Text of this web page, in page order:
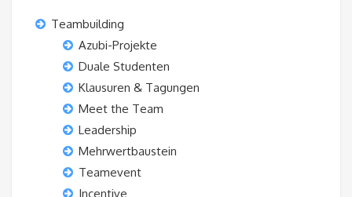
Teambuilding
Azubi-Projekte
Duale Studenten
Klausuren & Tagungen
Meet the Team
Leadership
Mehrwertbaustein
Teamevent
Incentive